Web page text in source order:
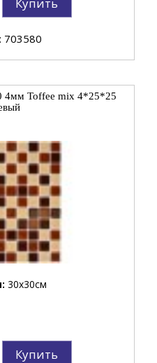
703580
4мм Toffee mix 4*25*25
30x30см
Купить